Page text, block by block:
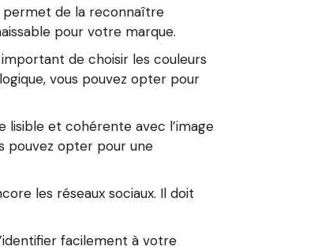
permet de la reconnaître
pour votre marque.
de choisir les couleurs
vous pouvez opter pour
et cohérente avec l’image
pouvez opter pour une
les réseaux sociaux. Il doit
facilement à votre